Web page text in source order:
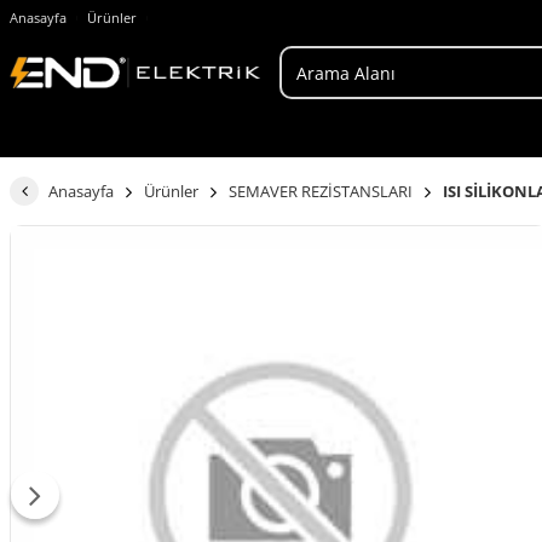
Anasayfa Ürünler
Anasayfa Ürünler SEMAVER REZİSTANSLARI ISI